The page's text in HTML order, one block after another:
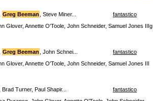
Greg Beeman , Steve Miner... fantastico
Glover, Annette O'Toole, John Schneider, Samuel Jones IIIg
Greg Beeman , John Schnei... fantastico
Glover, Annette O'Toole, John Schneider, Samuel Jones III
Turner, Paul Shapir... fantastico